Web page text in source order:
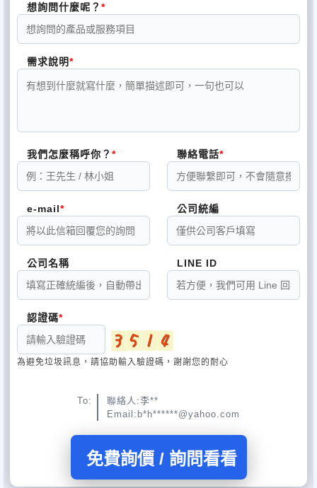
品重要賣點/社會潮流/安全性等因素去選擇，當然最好的方法還是自
己設計一款獨一無二的產品（即使是外形變化）是最好的。
堅持受眾會用、喜歡用、長期用的原則去選擇贈品。
（3）贈品的製作工作的跟進：由于現在的贈品的供應商都是一些小
的私人企業為主，所以這樣的生產企業的管理水平/誠信水平/製作工
藝水平我們都必鬚要盯緊。最好是能到企業實地去視察和瞭解，否
有談判的籌碼。 （4）最后就是贈品的發放方式和時間安排：機動
的/活潑的贈品發放形式往往能拉近與消費者之間的距離，令到整個
營銷活動的效果會事半功倍；另外，發放的時間一般能選擇在一些
重要的跟產品有關的節日是最好的。
公司名稱：深圳市金百瑪貿易有限公司
聯係電話：0086-0755-25694485 25412485
聯係傳真：0086-0755-25694656
移動電話：0086-15919941641
雅虎通:bmchina01@yahoo.com.hk
主頁：http://www.bm-china.hk
E-mail: ad@bm-china.com.cn
聯係地阯：中國深圳市羅湖區沿河北路1002號瑞思國際B座37B
想詢問什麼呢？
需求說明
我們怎麼稱呼你？ 聯絡電話
e-mail 公司統編
公司名稱 LINE ID
認證碼
為避免垃圾訊息，請協助輸入驗證碼，謝謝您的耐心
To:
聯絡人:李**
Email:b*h******@yahoo.com
免費詢價 / 詢問看看